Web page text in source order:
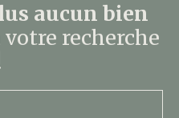
aucun bien
recherche